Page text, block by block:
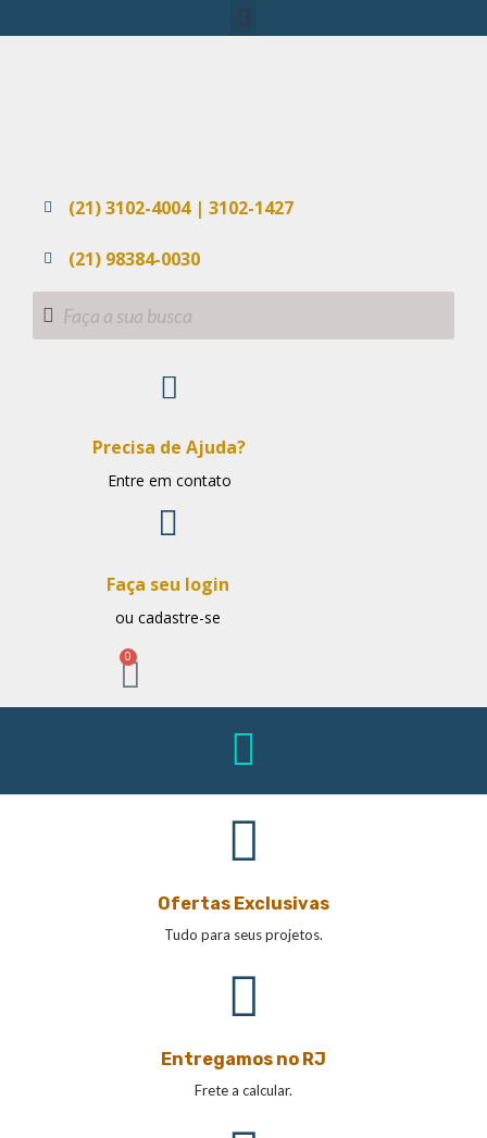
(21) 3102-4004 | 3102-1427
(21) 98384-0030
Precisa de Ajuda?
Entre em contato
Faça seu login
ou cadastre-se
0
Ofertas Exclusivas
Tudo para seus projetos.
Entregamos no RJ
Frete a calcular.